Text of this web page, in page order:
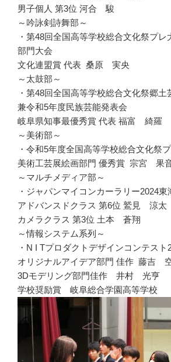
男子個人 第3位 河合 駿
～吟詠剣詩舞部～
・第48回全国高等学校総合文化祭プレ
部門大会
文化連盟賞 代表 桑原 実央
～太鼓部～
・第48回全国高等学校総合文化祭郷土
兼令和5年度民族芸能発表会
岐阜県知事最優秀賞 代表 福富 綺羅
～美術部～
・令和5年度全国高等学校総合文化祭
美術工芸展絵画部門 優秀賞 宗宮 果
～マルチメディア部～
・ジャパンマイコンカーラリー2024東
アドバンスドクラス 第6位 鷲見 涼太
カメラクラス 第3位 土本 蒼翔
～情報システム系列～
・N I Tプロダクトデザインコンテスト
オリジナルアイデア部門 佳作 藤吉
3Dモデリング部門佳作 井村 光亨
学校奨励賞 岐阜総合学園高等学校